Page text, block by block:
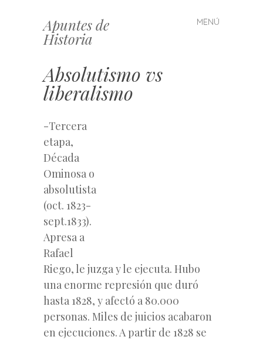
Apuntes de
Historia
MENÚ
Saltar
al
Absolutismo vs
liberalismo
-Tercera
etapa,
Década
Ominosa o
absolutista
(oct. 1823-
sept.1833).
Apresa a
Rafael
Riego, le juzga y le ejecuta. Hubo
una enorme represión que duró
hasta 1828, y afectó a 80.000
personas. Miles de juicios acabaron
en ejecuciones. A partir de 1828 se